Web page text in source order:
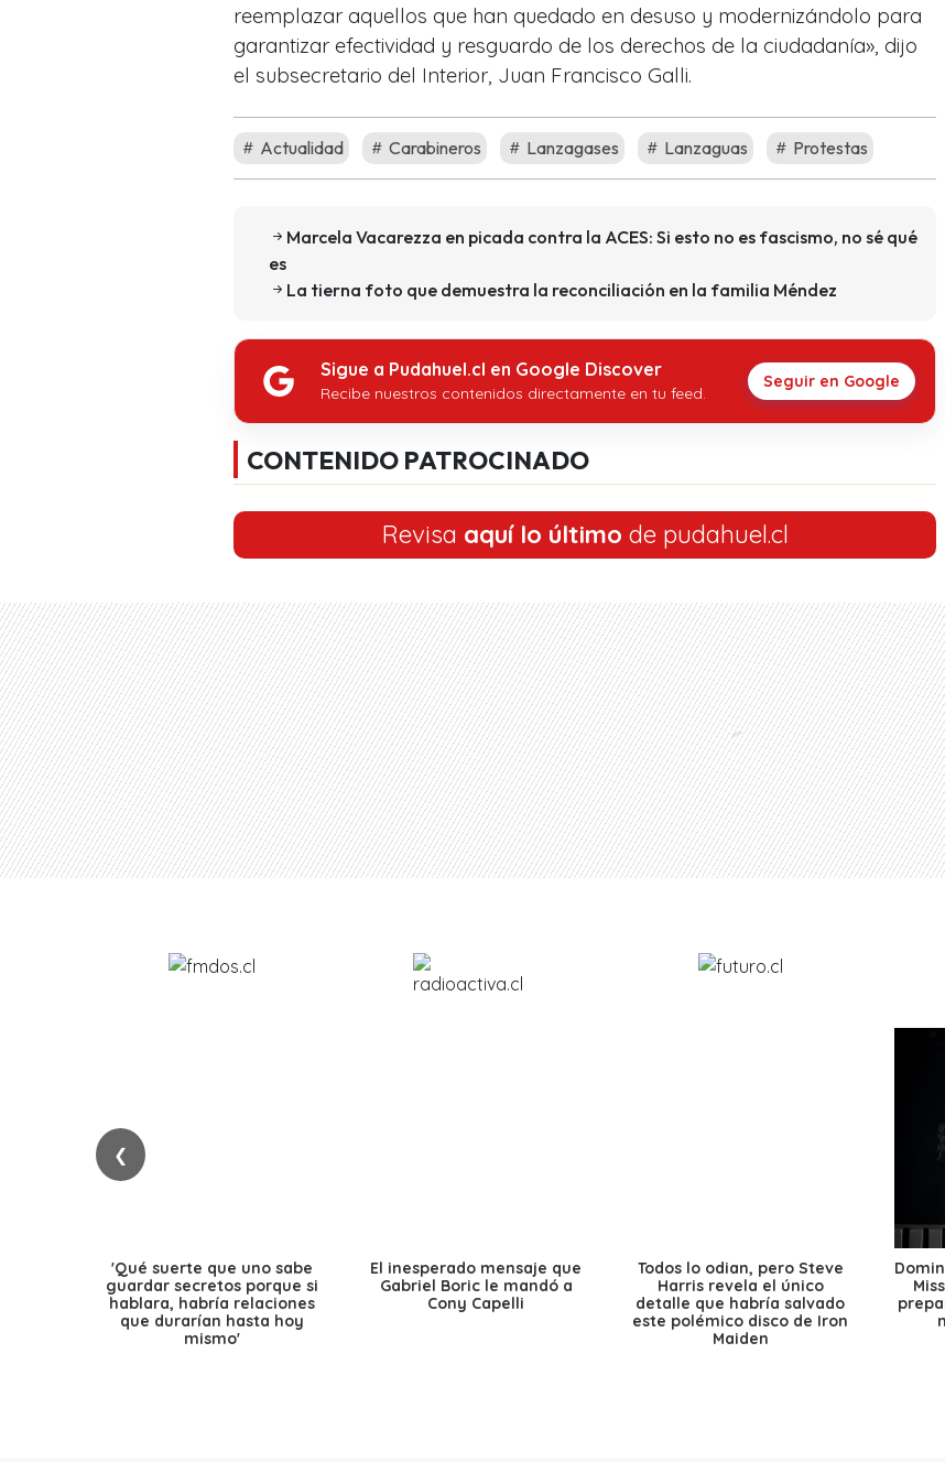
reemplazar aquellos que han quedado en desuso y modernizándolo para
garantizar efectividad y resguardo de los derechos de la ciudadanía», dijo
el subsecretario del Interior, Juan Francisco Galli.
Actualidad Carabineros Lanzagases Lanzaguas Protestas
Marcela Vacarezza en picada contra la ACES: Si esto no es fascismo, no sé qué
es
La tierna foto que demuestra la reconciliación en la familia Méndez
Sigue a Pudahuel.cl en Google Discover
Recibe nuestros contenidos directamente en tu feed.
Seguir en Google
CONTENIDO PATROCINADO
Revisa aquí lo último de pudahuel.cl
❮
'Qué suerte que uno sabe
guardar secretos porque si
hablara, habría relaciones
que durarían hasta hoy
mismo'
El inesperado mensaje que
Gabriel Boric le mandó a
Cony Capelli
Todos lo odian, pero Steve
Harris revela el único
detalle que habría salvado
este polémico disco de Iron
Maiden